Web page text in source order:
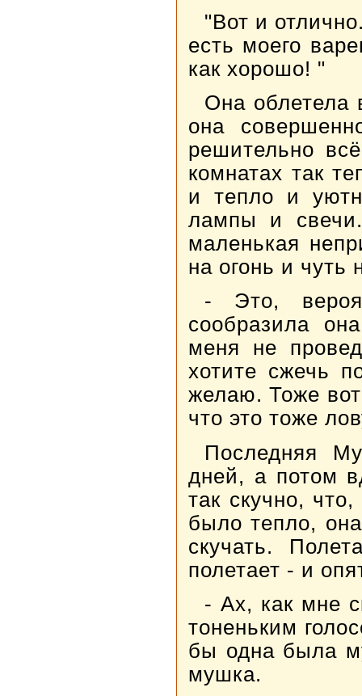
"Вот и
есть моего
как хорошо! "
Она облетела
она
решительно
комнатах так
и тепло и
лампы и
маленькая
на огонь и чуть
- Это,
сообразила
меня не
хотите сжечь
желаю. Тоже
что это тоже
Последняя
дней, а потом
так скучно,
было тепло,
скучать.
полетает - и
- Ах, как мне
тоненьким
бы одна была
мушка.